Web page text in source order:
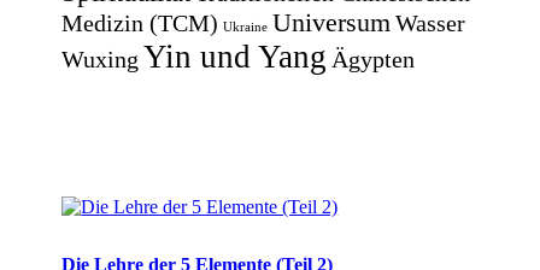
Medizin (TCM) Ukraine Universum Wasser
Wuxing Yin und Yang Ägypten
Die Lehre der 5 Elemente (Teil 2)